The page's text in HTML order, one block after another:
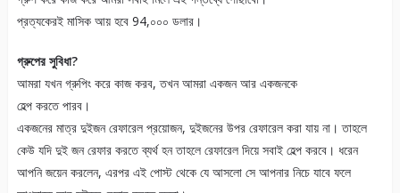
প্রত্যকেরই মাসিক আয় হবে 94,০০০ ডলার।
গ্রুপের সুবিধা?
আমরা যখন গ্রুপিং করে কাজ করব, তখন আমরা একজন আর একজনকে
হেল্প করতে পারব।
একজনের মাত্র দুইজন রেফারেল প্রয়োজন, দুইজনের উপর রেফারেল করা যায় না। তাহলে
কেউ যদি দুই জন রেফার করতে ব্যর্থ হন তাহলে রেফারেল দিয়ে সবাই হেল্প করবে। ধরেন
আপনি জয়েন করলেন, এরপর এই পোস্ট থেকে যে আসলো সে আপনার নিচে যাবে ফলে